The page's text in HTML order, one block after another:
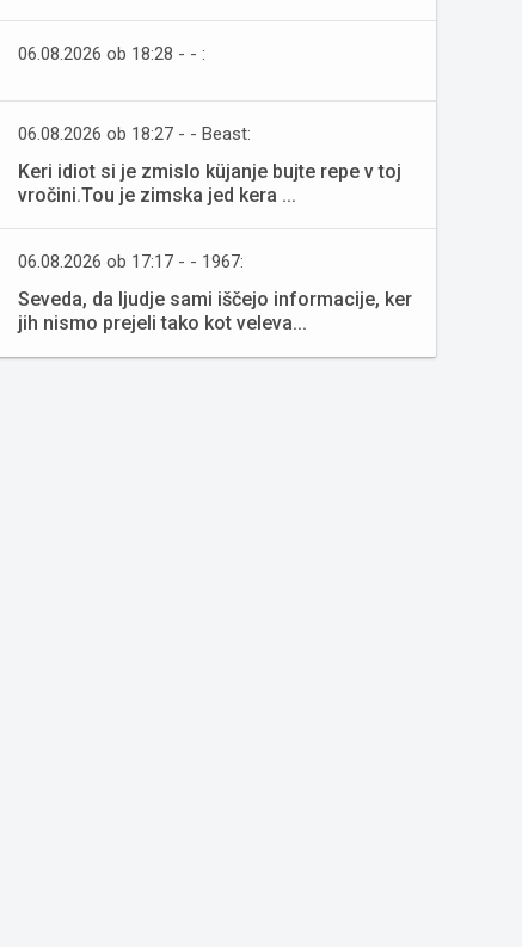
06.08.2026 ob 18:28 - - :
06.08.2026 ob 18:27 - - Beast:
Keri idiot si je zmislo küjanje bujte repe v toj
vročini.Tou je zimska jed kera ...
06.08.2026 ob 17:17 - - 1967:
Seveda, da ljudje sami iščejo informacije, ker
jih nismo prejeli tako kot veleva...